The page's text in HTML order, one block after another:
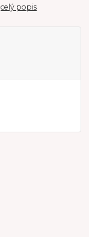
celý popis